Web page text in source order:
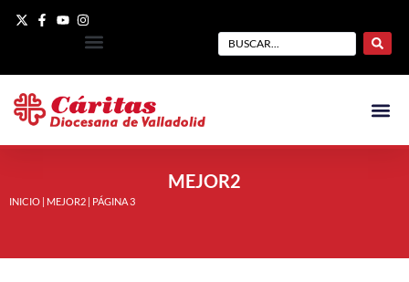
MEJOR2
INICIO MEJOR2 PÁGINA 3